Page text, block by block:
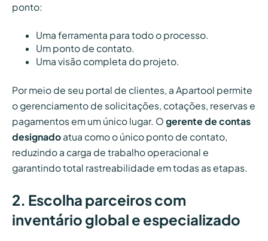
ponto:
Uma ferramenta para todo o processo.
Um ponto de contato.
Uma visão completa do projeto.
Por meio de seu portal de clientes, a Apartool permite
o gerenciamento de solicitações, cotações, reservas e
pagamentos em um único lugar. O gerente de contas
designadoatua como o único ponto de contato,
reduzindo a carga de trabalho operacional e
garantindo total rastreabilidade em todas as etapas.
2. Escolha parceiros com
inventário global e especializado